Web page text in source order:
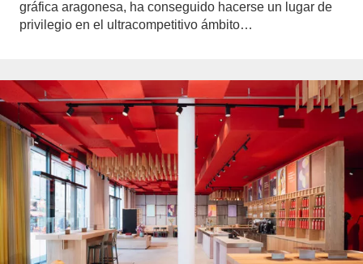
gráfica aragonesa, ha conseguido hacerse un lugar de
privilegio en el ultracompetitivo ámbito…